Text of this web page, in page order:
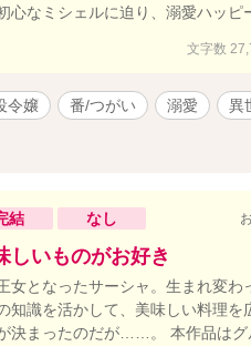
心なミシェルに迫り、溺愛ハッピ
文字数
令嬢 番/つがい 溺愛 異
結 なし
しいものがお好き
女となったサーシャ。生まれ変
知識を活かして、美味しい料理
決まったのだが……。 本作品はグ